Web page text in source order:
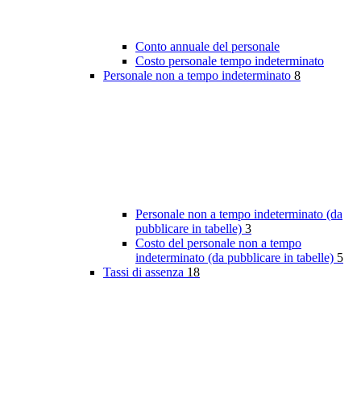
Conto annuale del personale
Costo personale tempo indeterminato
Personale non a tempo indeterminato 8
Personale non a tempo indeterminato (da
pubblicare in tabelle) 3
Costo del personale non a tempo
indeterminato (da pubblicare in tabelle) 5
Tassi di assenza 18